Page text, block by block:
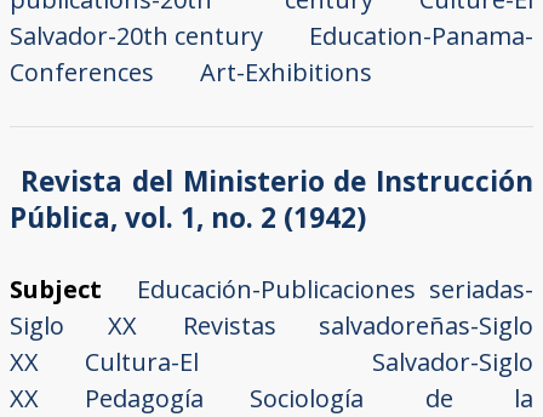
Salvador-20th century
Education-Panama-
Conferences
Art-Exhibitions
Revista del Ministerio de Instrucción
Pública, vol. 1, no. 2 (1942)
Subject
Educación-Publicaciones seriadas-
Siglo XX
Revistas salvadoreñas-Siglo
XX
Cultura-El Salvador-Siglo
XX
Pedagogía
Sociología de la